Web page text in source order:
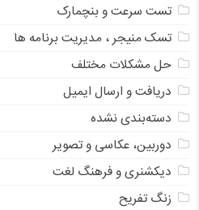
تست سرعت و بنچمارک
تسک منیجر ، مدیریت برنامه ها
حل مشکلات مختلف
دریافت و ارسال ایمیل
دسته‌بندی نشده
دوربین، عکاسی و تصویر
دیکشنری و فرهنگ لغت
زنگ تفریح